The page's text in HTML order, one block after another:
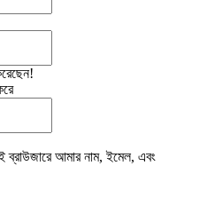
আমার নাম, ইমেল, এবং